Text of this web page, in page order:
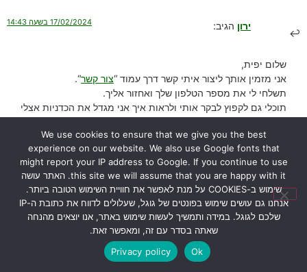
ירון הגיב: 17/02/2024 בשעה 14:43
שלום יפית,
אני מזמין אותך ליצור איתי קשר דרך עמוד “צור קשר“.
תשלחי לי את מספר הטלפון שלך ואחזור אליך.
תוכלי גם לקפוץ לבקר אותי ולראות איך אני מגדל את הכדניות אצלי
בהצלחה,
ירון
הגב
אורי דרור הגיב: 26/01/2024 בשעה 12:52
We use cookies to ensure that we give you the best
experience on our website. We also use Google fonts that
might report your IP address to Google. If you continue to use
this site we will assume that you are happy with it. האתר עושה
שימוש ב-COOKIES על מנת לאפשר את חוויית השימוש הטובה ביותר.
אנחנו גם עושים שימוש בפונטים של גוגל, שעלולים לדווח את כתובת ה-IP
שלכם לגוגל. במידה ותמשיך לעשות שימוש באתר, אנו יוצאים מהנחה
שאתה בסדר עם זה, ומאפשר זאת.
Ok
Privacy policy